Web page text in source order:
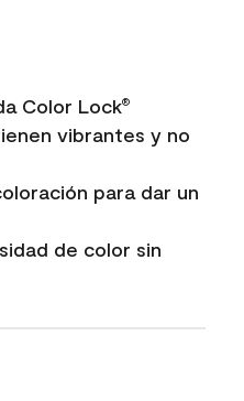
Color Lock®
vibrantes y no
para dar un
de color sin